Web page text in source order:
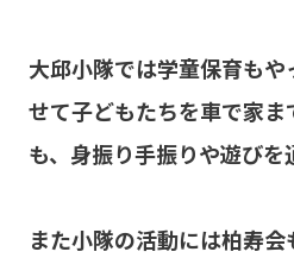
大邱小隊では学童保育も
せて子どもたちを車で家
も、身振り手振りや遊びを
また小隊の活動には柏寿